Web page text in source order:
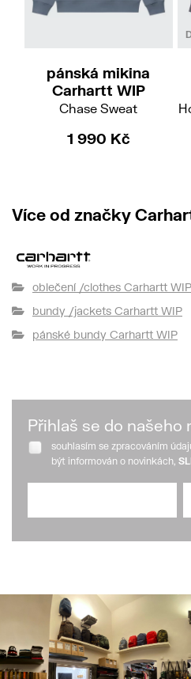
pánská mikina
Carhartt WIP
Chase Sweat
1 990 Kč
Více od značky
oblečení /clothes Carhartt WIP
bundy /jackets Carhartt WIP
pánské bundy Carhartt WIP
Přihlaš se do našeho
souhlasím se zpracováním
být informován o novinkách,